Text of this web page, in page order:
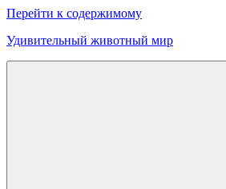
Перейти к содержимому
Удивительный животный мир